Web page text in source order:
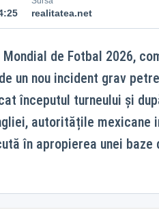
realitatea.net
Mondial de Fotbal 2026,
un nou incident grav
începutul turneului și
autoritățile mexicane
în apropierea unei